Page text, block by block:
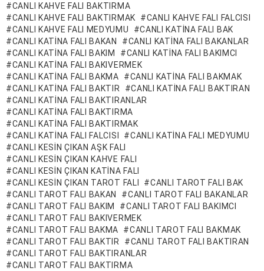
CANLI KAHVE FALI BAKTIRMA
CANLI KAHVE FALI BAKTIRMAK
CANLI KAHVE FALI FALCISI
CANLI KAHVE FALI MEDYUMU
CANLI KATINA FALI BAK
CANLI KATINA FALI BAKAN
CANLI KATINA FALI BAKANLAR
CANLI KATINA FALI BAKIM
CANLI KATINA FALI BAKIMCI
CANLI KATINA FALI BAKIVERMEK
CANLI KATINA FALI BAKMA
CANLI KATINA FALI BAKMAK
CANLI KATINA FALI BAKTIR
CANLI KATINA FALI BAKTIRAN
CANLI KATINA FALI BAKTIRANLAR
CANLI KATINA FALI BAKTIRMA
CANLI KATINA FALI BAKTIRMAK
CANLI KATINA FALI FALCISI
CANLI KATINA FALI MEDYUMU
CANLI KESIN ÇIKAN AŞK FALI
CANLI KESIN ÇIKAN KAHVE FALI
CANLI KESIN ÇIKAN KATINA FALI
CANLI KESIN ÇIKAN TAROT FALI
CANLI TAROT FALI BAK
CANLI TAROT FALI BAKAN
CANLI TAROT FALI BAKANLAR
CANLI TAROT FALI BAKIM
CANLI TAROT FALI BAKIMCI
CANLI TAROT FALI BAKIVERMEK
CANLI TAROT FALI BAKMA
CANLI TAROT FALI BAKMAK
CANLI TAROT FALI BAKTIR
CANLI TAROT FALI BAKTIRAN
CANLI TAROT FALI BAKTIRANLAR
CANLI TAROT FALI BAKTIRMA